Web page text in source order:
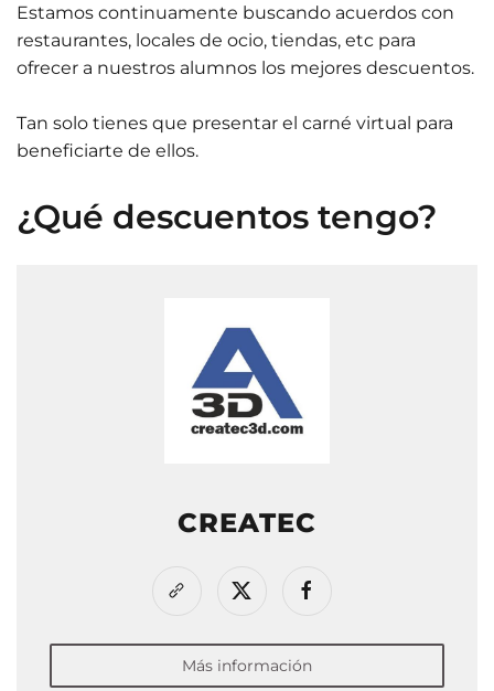
Estamos continuamente buscando acuerdos con
restaurantes, locales de ocio, tiendas, etc para
ofrecer a nuestros alumnos los mejores descuentos.
Tan solo tienes que presentar el carné virtual para
beneficiarte de ellos.
¿Qué descuentos tengo?
CREATEC
Más información